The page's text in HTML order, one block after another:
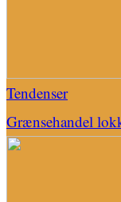
Tendenser
Grænsehandel